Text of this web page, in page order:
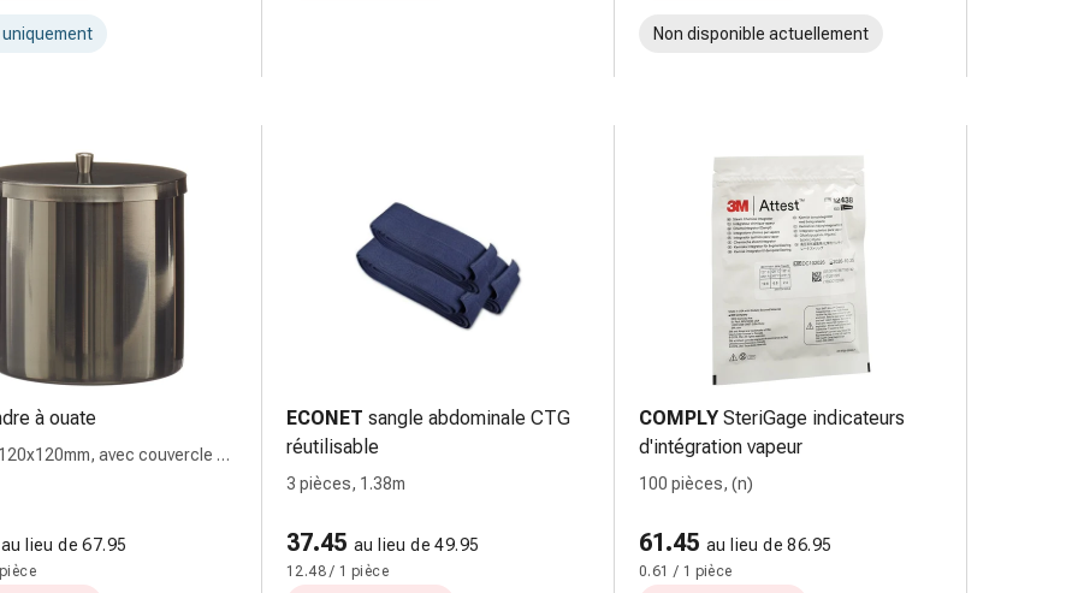
uniquement Non disponible actuellement
à ouate
avec couvercle à
au lieu de 67.95
ECONET sangle abdominale CTG
réutilisable
3 pièces, 1.38m
37.45 au lieu de 49.95
12.48 / 1 pièce
COMPLY SteriGage indicateurs
d'intégration vapeur
100 pièces, (n)
61.45 au lieu de 86.95
0.61 / 1 pièce